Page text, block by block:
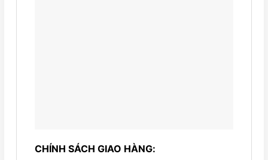
CHÍNH SÁCH GIAO HÀNG: